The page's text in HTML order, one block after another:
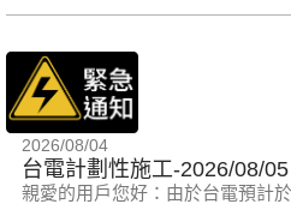
2026/08/04
台電計劃性施工-2026/08/05
親愛的用戶您好：由於台電預計